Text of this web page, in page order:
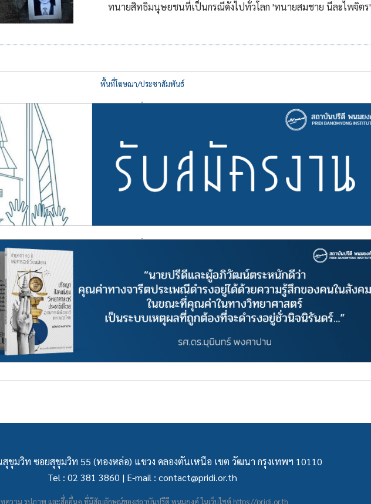
ทนายสิทธิมนุษยชนที่เป็นกรณีดังไปทั่วโลก 'ทนายสมชาย นีละไพจิตร'
พื้นที่โฆษณา/ประชาสัมพันธ์
ขุมวิท ซอยสุขุมวิท 55 (ทองหล่อ) แขวง คลองตันเหนือ เขต วัฒนา กรุงเทพฯ 10110
Tel : 02 381 3860 | E-mail : contact@pridi.or.th
ความ รูปภาพ และสื่ออื่นๆ ที่มีสัญลักษณ์ของสถาบันปรีดี พนมยงค์ ในเว็บไซต์ https://pridi.or.th